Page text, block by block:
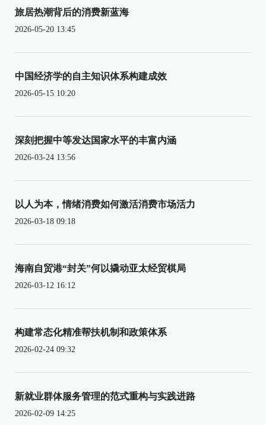
旅居热潮背后的消费新蓝海
2026-05-20 13:45
中国经济学的自主知识体系构建成效
2026-05-15 10:20
深刻把握中等发达国家水平的丰富内涵
2026-03-24 13:56
以人为本，情绪消费如何激活消费市场活力
2026-03-18 09:18
海南自贸港“封关”何以撬动亚太经贸棋局
2026-03-12 16:12
构建常态化精准帮扶机制和政策体系
2026-02-24 09:32
新就业群体服务管理的范式重构与实践进路
2026-02-09 14:25